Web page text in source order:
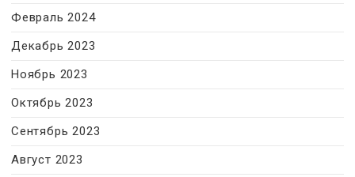
Февраль 2024
Декабрь 2023
Ноябрь 2023
Октябрь 2023
Сентябрь 2023
Август 2023